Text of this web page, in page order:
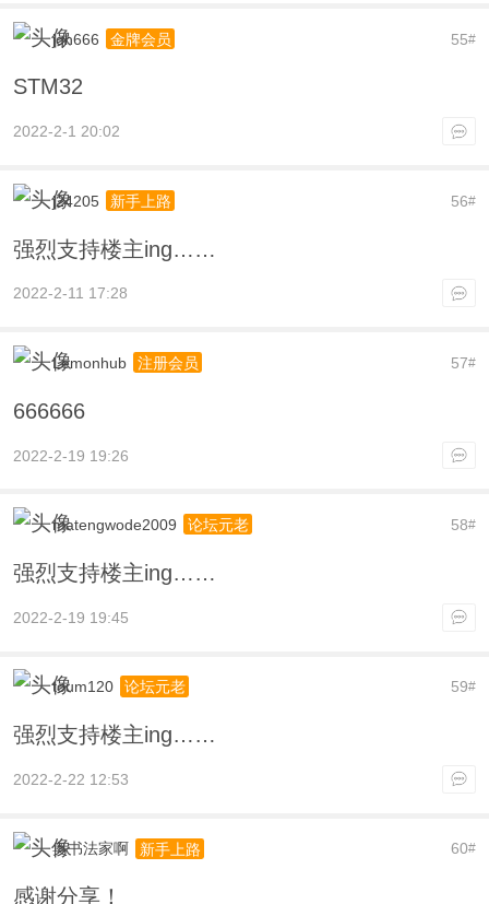
55#
jqh666 金牌会员
STM32
2022-2-1 20:02
56#
j24205 新手上路
强烈支持楼主ing……
2022-2-11 17:28
57#
Lemonhub 注册会员
666666
2022-2-19 19:26
58#
matengwode2009 论坛元老
强烈支持楼主ing……
2022-2-19 19:45
59#
toum120 论坛元老
强烈支持楼主ing……
2022-2-22 12:53
60#
奥书法家啊 新手上路
感谢分享！